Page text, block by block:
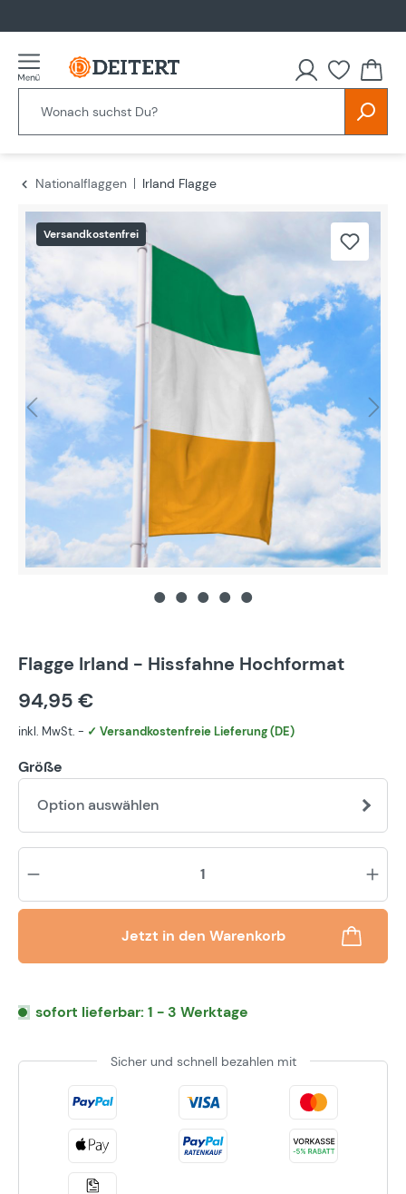
Nationalflaggen
Irland Flagge
Bildergalerie überspringen
Versandkostenfrei
Flagge Irland - Hissfahne Hochformat
94,95 €
inkl. MwSt. - ✓ Versandkostenfreie Lieferung (DE)
Größe
Option auswählen
Jetzt in den Warenkorb
sofort lieferbar: 1 - 3 Werktage
Sicher und schnell bezahlen mit